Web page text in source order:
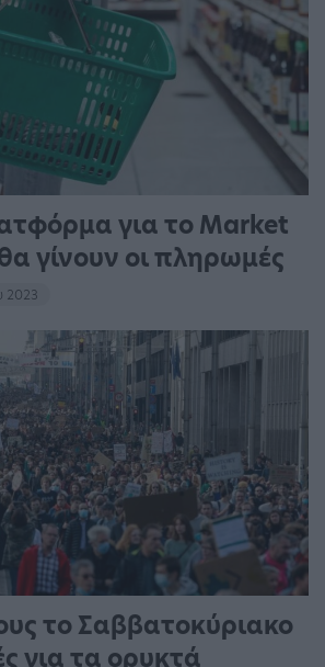
για το Market
γίνουν οι πληρωμές
2023
το Σαββατοκύριακο
για τα ορυκτά